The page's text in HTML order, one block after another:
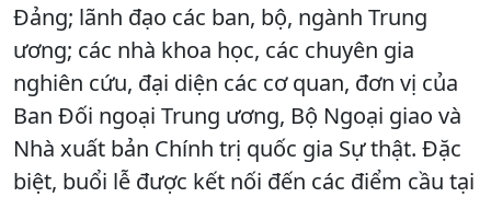
Đảng; lãnh đạo các ban, bộ, ngành Trung
ương; các nhà khoa học, các chuyên gia
nghiên cứu, đại diện các cơ quan, đơn vị của
Ban Đối ngoại Trung ương, Bộ Ngoại giao và
Nhà xuất bản Chính trị quốc gia Sự thật. Đặc
biệt, buổi lễ được kết nối đến các điểm cầu tại